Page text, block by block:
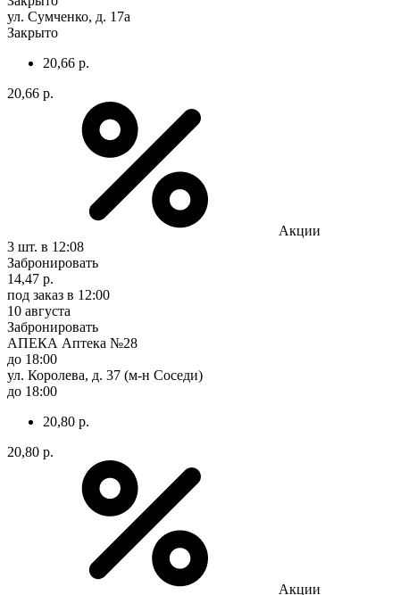
ул. Сумченко, д. 17а
Закрыто
20,66 р.
20,66 р.
Акции
3 шт. в 12:08
Забронировать
14,47 р.
под заказ в 12:00
10 августа
Забронировать
АПЕКА Аптека №28
до 18:00
ул. Королева, д. 37 (м-н Соседи)
до 18:00
20,80 р.
20,80 р.
Акции